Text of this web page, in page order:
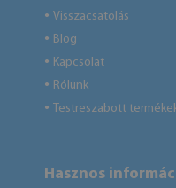
● Visszacsatolás
● Blog
● Kapcsolat
● Rólunk
● Testreszabott
Hasznos